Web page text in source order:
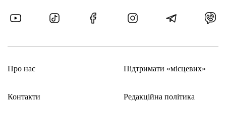
Про нас
Контакти
Підтримати «місцевих»
Редакційна політика